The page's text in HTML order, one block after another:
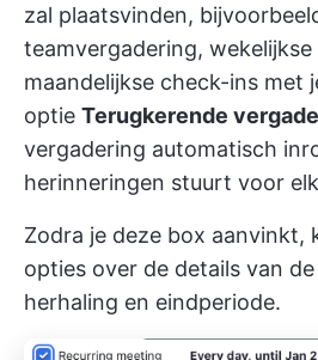
zal plaatsvinden,
teamvergadering,
maandelijkse check-ins met
optie Terugkerende
vergadering automatisch
herinneringen stuurt voor
Zodra je deze box aanvinkt,
opties over de details van
herhaling en eindperiode.